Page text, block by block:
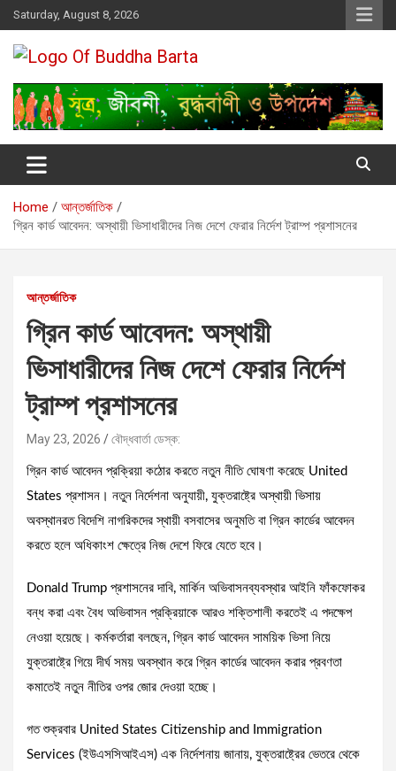
Skip
to
content
Saturday, August 8, 2026
Buddha Barta
Home
আন্তর্জাতিক
গ্রিন কার্ড আবেদন: অস্থায়ী ভিসাধারীদের নিজ দেশে ফেরার নির্দেশ ট্রাম্প প্রশাসনের
আন্তর্জাতিক
গ্রিন কার্ড আবেদন: অস্থায়ী
ভিসাধারীদের নিজ দেশে ফেরার নির্দেশ
ট্রাম্প প্রশাসনের
May 23, 2026 বৌদ্ধবার্তা ডেস্ক:
গ্রিন কার্ড আবেদন প্রক্রিয়া কঠোর করতে নতুন নীতি ঘোষণা করেছে United
States প্রশাসন। নতুন নির্দেশনা অনুযায়ী, যুক্তরাষ্ট্রে অস্থায়ী ভিসায়
অবস্থানরত বিদেশি নাগরিকদের স্থায়ী বসবাসের অনুমতি বা গ্রিন কার্ডের আবেদন
করতে হলে অধিকাংশ ক্ষেত্রে নিজ দেশে ফিরে যেতে হবে।
Donald Trump প্রশাসনের দাবি, মার্কিন অভিবাসনব্যবস্থার আইনি ফাঁকফোকর
বন্ধ করা এবং বৈধ অভিবাসন প্রক্রিয়াকে আরও শক্তিশালী করতেই এ পদক্ষেপ
নেওয়া হয়েছে। কর্মকর্তারা বলছেন, গ্রিন কার্ড আবেদন সাময়িক ভিসা নিয়ে
যুক্তরাষ্ট্রে গিয়ে দীর্ঘ সময় অবস্থান করে গ্রিন কার্ডের আবেদন করার প্রবণতা
কমাতেই নতুন নীতির ওপর জোর দেওয়া হচ্ছে।
গত শুক্রবার United States Citizenship and Immigration
Services (ইউএসসিআইএস) এক নির্দেশনায় জানায়, যুক্তরাষ্ট্রের ভেতরে থেকে